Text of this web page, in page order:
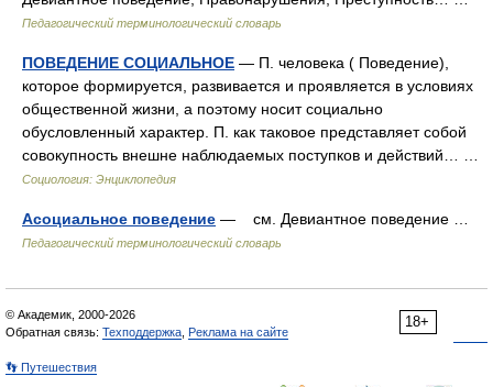
Педагогический терминологический словарь
ПОВЕДЕНИЕ СОЦИАЛЬНОЕ — П. человека ( Поведение),
которое формируется, развивается и проявляется в условиях
общественной жизни, а поэтому носит социально
обусловленный характер. П. как таковое представляет собой
совокупность внешне наблюдаемых поступков и действий… …
Социология: Энциклопедия
Асоциальное поведение — см. Девиантное поведение …
Педагогический терминологический словарь
18+
© Академик, 2000-2026
Обратная связь: Техподдержка Реклама на сайте
👣 Путешествия